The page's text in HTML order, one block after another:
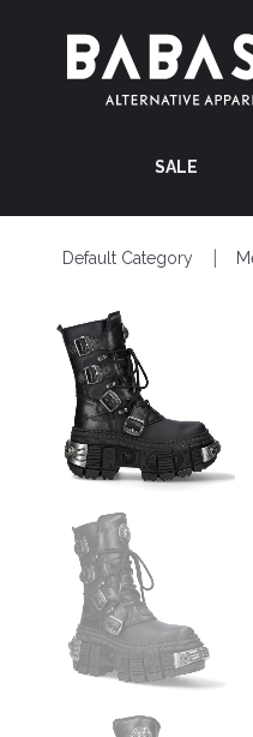
SALE
Default Category